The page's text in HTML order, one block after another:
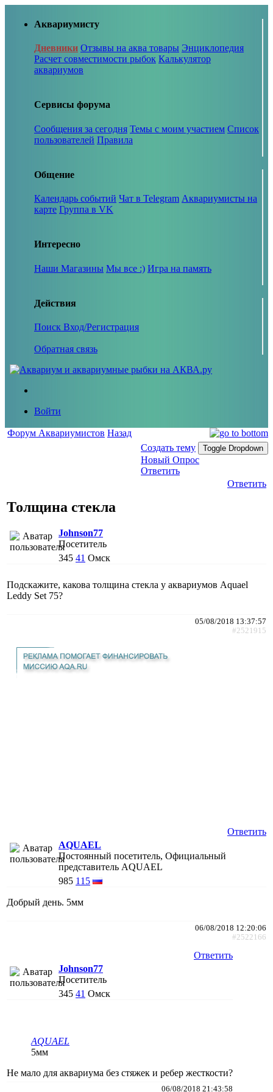
Аквариумисту
Дневники Отзывы на аква товары Энциклопедия
Расчет совместимости рыбок Калькулятор
аквариумов
Сервисы форума
Сообщения за сегодня Темы с моим участием Список
пользователей Правила
Общение
Календарь событий Чат в Telegram Аквариумисты на
карте Группа в VK
Интересно
Наши Магазины Мы все :) Игра на память
Действия
Поиск Вход/Регистрация
Обратная связь
Войти
Форум Аквариумистов Назад
Создать тему
Toggle Dropdown
Новый Опрос
Ответить
Ответить
Толщина стекла
Johnson77
Посетитель
345 41 Омск
Подскажите, какова толщина стекла у аквариумов Aquael
Leddy Set 75?
05/08/2018 13:37:57
#2521915
Ответить
AQUAEL
Постоянный посетитель, Официальный
представитель AQUAEL
985 115
Добрый день. 5мм
06/08/2018 12:20:06
#2522166
Ответить
Johnson77
Посетитель
345 41 Омск
AQUAEL
5мм
Не мало для аквариума без стяжек и ребер жесткости?
06/08/2018 21:43:58